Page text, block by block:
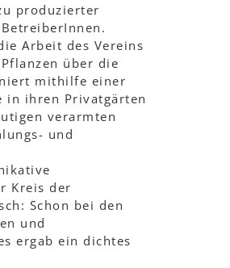
produzierter
Arbeit des Vereins
über die
mithilfe einer
in ihren Privatgärten
verarmten
und
Kreis der
Schon bei den
und
ergab ein dichtes